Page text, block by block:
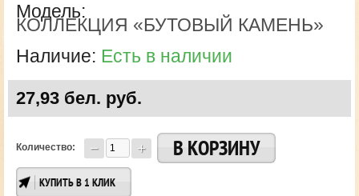
Модель:
КОЛЛЕКЦИЯ «БУТОВЫЙ КАМЕНЬ»
Наличие: Есть в наличии
27,93 бел. руб.
Количество:
КУПИТЬ В 1 КЛИК